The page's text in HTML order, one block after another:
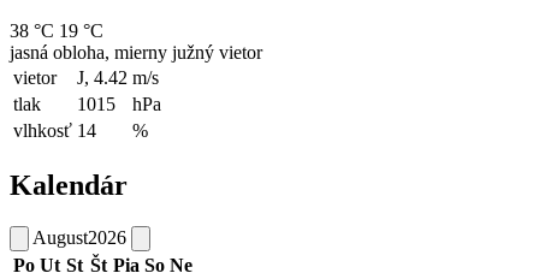
38 °C 19 °C
jasná obloha, mierny južný vietor
vietor
J, 4.42 m/s
tlak
1015
hPa
vlhkosť 14 %
Kalendár
August2026
Po Ut St Št Pia So Ne